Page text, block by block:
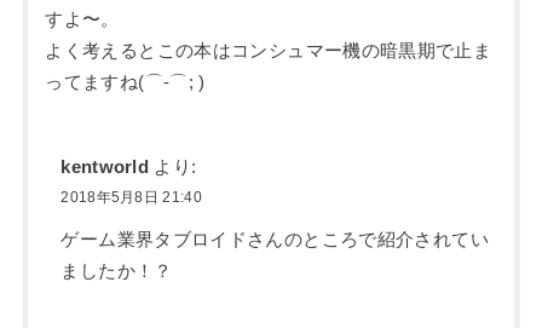
すよ〜。
よく考えるとこの本はコンシュマー機の暗黒期で止ま
ってますね(⌒-⌒; )
kentworld より:
2018年5月8日 21:40
ゲーム業界タブロイドさんのところで紹介されてい
ましたか！？